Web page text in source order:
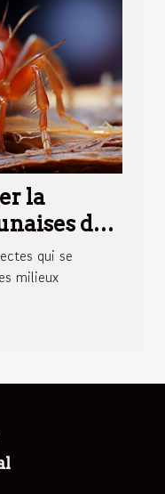
la
de
qui se
milieux